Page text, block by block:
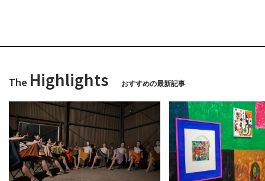
The Highlights おすすめの最新記事